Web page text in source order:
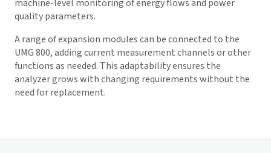
machine-level monitoring of energy flows and power
quality parameters.
A range of expansion modules can be connected to the
UMG 800, adding current measurement channels or other
functions as needed. This adaptability ensures the
analyzer grows with changing requirements without the
need for replacement.